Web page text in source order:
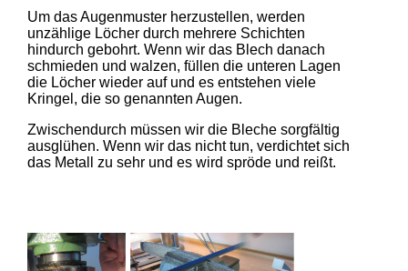
Um das Augenmuster herzustellen, werden
unzählige Löcher durch mehrere Schichten
hindurch gebohrt. Wenn wir das Blech danach
schmieden und walzen, füllen die unteren Lagen
die Löcher wieder auf und es entstehen viele
Kringel, die so genannten Augen.
Zwischendurch müssen wir die Bleche sorgfältig
ausglühen. Wenn wir das nicht tun, verdichtet sich
das Metall zu sehr und es wird spröde und reißt.